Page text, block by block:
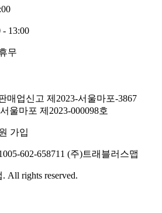
- 13:00
무
매업신고 제2023-서울마포-3867
울마포 제2023-000098호
가입
602-658711 (주)트래블러스맵
. All rights reserved.